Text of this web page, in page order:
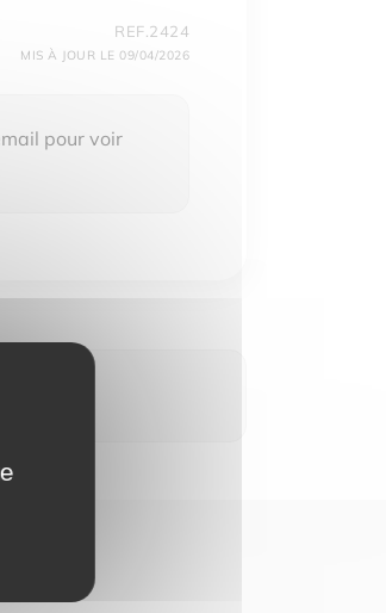
REF.2424
MIS À JOUR LE 09/04/2026
pour voir